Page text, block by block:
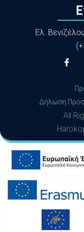
Ελ.
Δήλωση
All